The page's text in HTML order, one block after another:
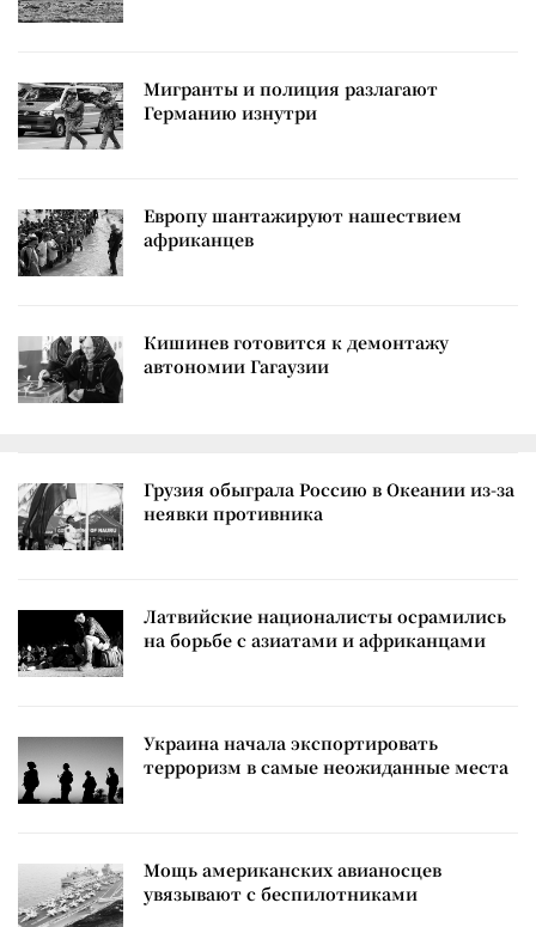
Мигранты и полиция разлагают
Германию изнутри
Европу шантажируют нашествием
африканцев
Кишинев готовится к демонтажу
автономии Гагаузии
Грузия обыграла Россию в Океании из-за
неявки противника
Латвийские националисты осрамились
на борьбе с азиатами и африканцами
Украина начала экспортировать
терроризм в самые неожиданные места
Мощь американских авианосцев
увязывают с беспилотниками